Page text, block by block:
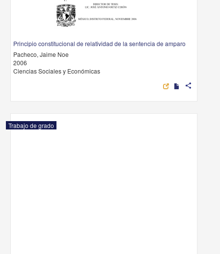
Principio constitucional de relatividad de la sentencia de amparo
Pacheco, Jaime Noe
2006
Ciencias Sociales y Económicas
share
Trabajo de grado